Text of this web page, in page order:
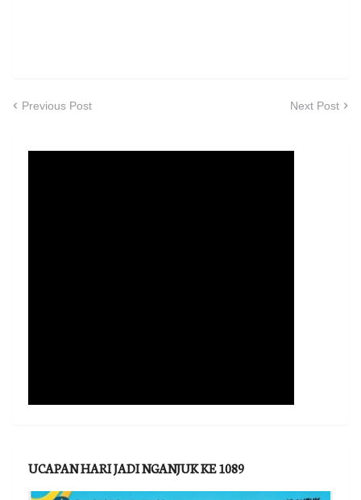
Previous Post Next Post
UCAPAN HARI JADI NGANJUK KE 1089